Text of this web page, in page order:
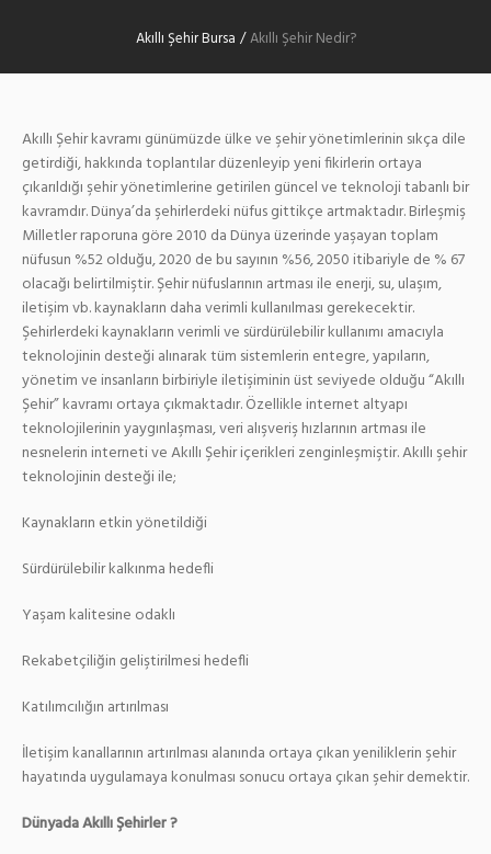
Akıllı Şehir Bursa /Akıllı Şehir Nedir?
Akıllı Şehir kavramı günümüzde ülke ve şehir yönetimlerinin sıkça dile
getirdiği, hakkında toplantılar düzenleyip yeni fikirlerin ortaya
çıkarıldığı şehir yönetimlerine getirilen güncel ve teknoloji tabanlı bir
kavramdır. Dünya’da şehirlerdeki nüfus gittikçe artmaktadır. Birleşmiş
Milletler raporuna göre 2010 da Dünya üzerinde yaşayan toplam
nüfusun %52 olduğu, 2020 de bu sayının %56, 2050 itibariyle de % 67
olacağı belirtilmiştir. Şehir nüfuslarının artması ile enerji, su, ulaşım,
iletişim vb. kaynakların daha verimli kullanılması gerekecektir.
Şehirlerdeki kaynakların verimli ve sürdürülebilir kullanımı amacıyla
teknolojinin desteği alınarak tüm sistemlerin entegre, yapıların,
yönetim ve insanların birbiriyle iletişiminin üst seviyede olduğu “Akıllı
Şehir” kavramı ortaya çıkmaktadır. Özellikle internet altyapı
teknolojilerinin yaygınlaşması, veri alışveriş hızlarının artması ile
nesnelerin interneti ve Akıllı Şehir içerikleri zenginleşmiştir. Akıllı şehir
teknolojinin desteği ile;
Kaynakların etkin yönetildiği
Sürdürülebilir kalkınma hedefli
Yaşam kalitesine odaklı
Rekabetçiliğin geliştirilmesi hedefli
Katılımcılığın artırılması
İletişim kanallarının artırılması alanında ortaya çıkan yeniliklerin şehir
hayatında uygulamaya konulması sonucu ortaya çıkan şehir demektir.
Dünyada Akıllı Şehirler ?